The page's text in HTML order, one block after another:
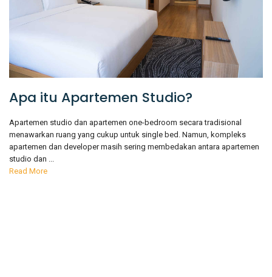
Apa itu Apartemen Studio?
Apartemen studio dan apartemen one-bedroom secara tradisional
menawarkan ruang yang cukup untuk single bed. Namun, kompleks
apartemen dan developer masih sering membedakan antara apartemen
studio dan ...
Read More